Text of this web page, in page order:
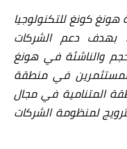
تعود أجنحة هونغ كونغ للتكنولوجيا
في معرض جيتكس جلوبال 2025 بهدف دعم الشركات
والناشئة في هونغ
في منطقة
المتنامية في مجال
لمنظومة الشركات